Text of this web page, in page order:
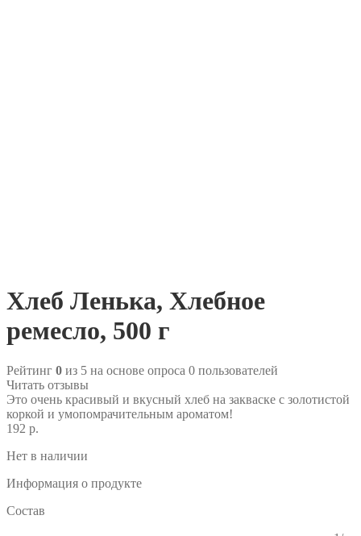
Хлеб Ленька, Хлебное
ремесло, 500 г
Рейтинг 0 из 5 на основе опроса 0 пользователей
Читать отзывы
Это очень красивый и вкусный хлеб на закваске с золотистой
коркой и умопомрачительным ароматом!
192 р.
Нет в наличии
Информация о продукте
Состав